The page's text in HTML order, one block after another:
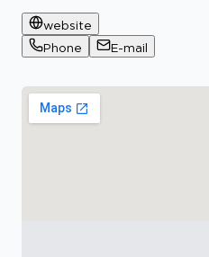
website
Phone
E-mail